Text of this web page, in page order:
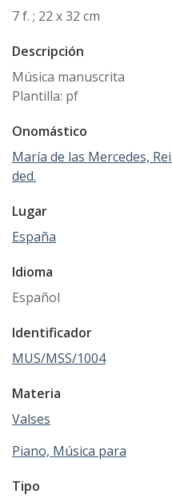
7 f. ; 22 x 32 cm
Descripción
Música manuscrita
Plantilla: pf
Onomástico
María de las Mercedes,
ded.
Lugar
España
Idioma
Español
Identificador
MUS/MSS/1004
Materia
Valses
Piano, Música para
Tipo